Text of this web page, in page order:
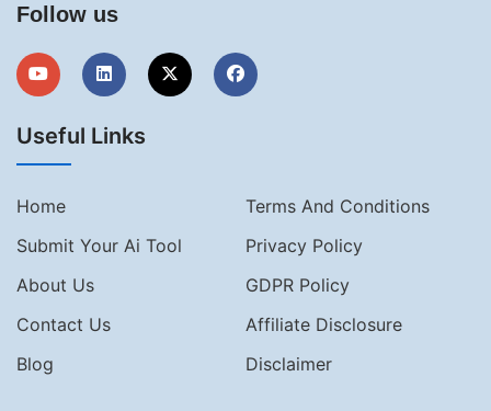
Follow us
Useful Links
Home
Terms And Conditions
Submit Your Ai Tool
Privacy Policy
About Us
GDPR Policy
Contact Us
Affiliate Disclosure
Blog
Disclaimer